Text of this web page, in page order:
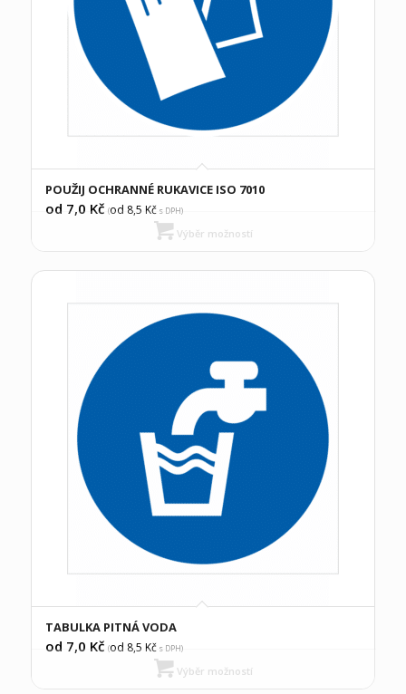
POUŽIJ OCHRANNÉ RUKAVICE ISO 7010
od 7,0 Kč (od 8,5 Kčs DPH)
Výběr možností
TABULKA PITNÁ VODA
od 7,0 Kč (od 8,5 Kčs DPH)
Výběr možností